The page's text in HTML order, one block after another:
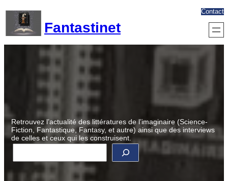
contenu
Fantastinet
Contact
Retrouvez l’actualité des littératures de l’imaginaire (Science-
Fiction, Fantastique, Fantasy, et autre) ainsi que des interviews
de celles et ceux qui les construisent.
R
c